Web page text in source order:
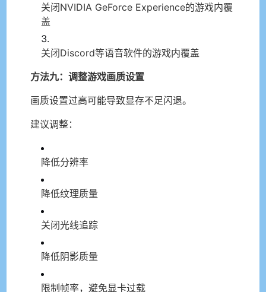
关闭NVIDIA GeForce Experience的游戏内覆
盖
关闭Discord等语音软件的游戏内覆盖
方法九：调整游戏画质设置
画质设置过高可能导致显存不足闪退。
建议调整：
降低分辨率
降低纹理质量
关闭光线追踪
降低阴影质量
限制帧率，避免显卡过载